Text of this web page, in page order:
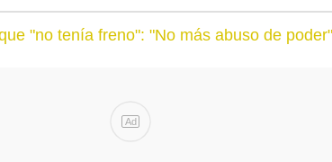
"no tenía freno": "No más abuso de poder"
Ad